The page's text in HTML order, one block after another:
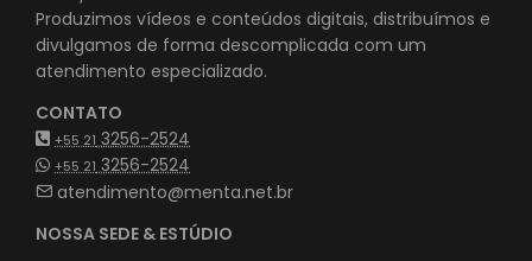
Produzimos vídeos e conteúdos digitais, distribuímos e
divulgamos de forma descomplicada com um
atendimento especializado.
CONTATO
+55 213256-2524
+55 213256-2524
atendimento@menta.net.br
NOSSA SEDE & ESTÚDIO